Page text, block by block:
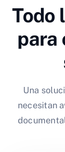
Todo
para
Una
necesitan